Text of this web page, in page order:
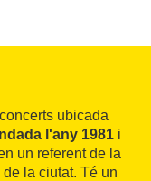
ubicada
l'any 1981 i
un referent de la
la ciutat. Té un